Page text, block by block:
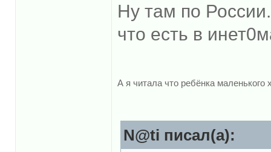
Ну там по
что есть в
А я читала что ребёнка
N@ti писал(а):